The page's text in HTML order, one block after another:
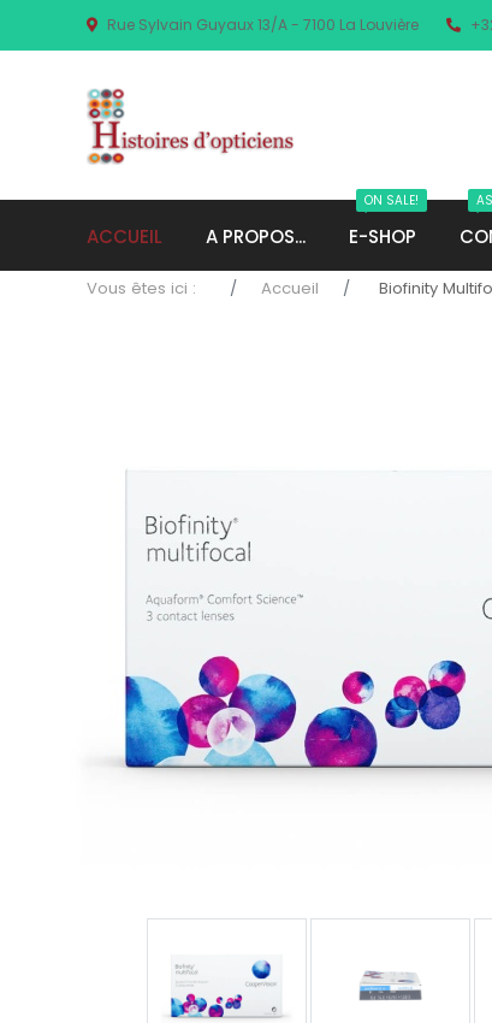
Rue Sylvain Guyaux 13/A - 7100 La Louvière
ACCUEIL A PROPOS... E-SHOP
ON SALE!
Vous êtes ici : Accueil Biofinity